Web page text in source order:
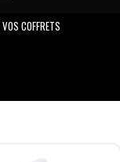
COFFRETS